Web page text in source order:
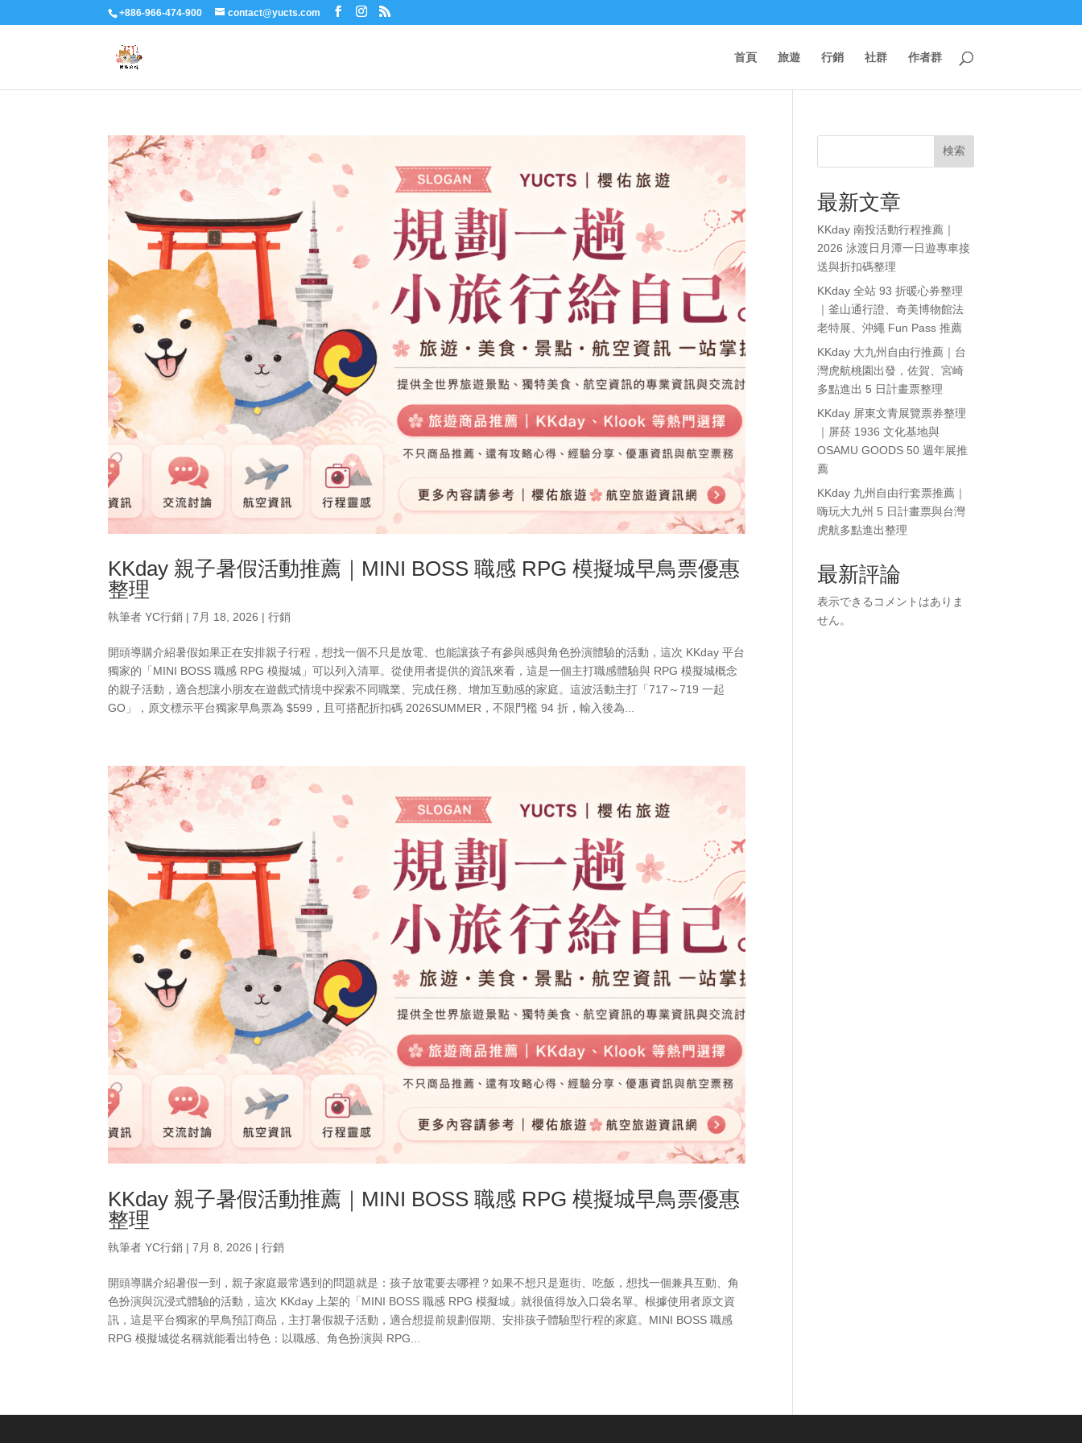
+886-966-474-900 contact@yucts.com
首頁 旅遊 行銷 社群 作者群
KKday 親子暑假活動推薦｜MINI BOSS 職感 RPG 模擬城早鳥票優惠
整理
執筆者YC行銷 |7月 18, 2026 |行銷
開頭導購介紹暑假如果正在安排親子行程，想找一個不只是放電、也能讓孩子有參與感與角色扮演體驗的活動，這次 KKday 平台
獨家的「MINI BOSS 職感 RPG 模擬城」可以列入清單。從使用者提供的資訊來看，這是一個主打職感體驗與 RPG 模擬城概念
的親子活動，適合想讓小朋友在遊戲式情境中探索不同職業、完成任務、增加互動感的家庭。這波活動主打「717～719 一起
GO」，原文標示平台獨家早鳥票為 $599，且可搭配折扣碼 2026SUMMER，不限門檻 94 折，輸入後為...
KKday 親子暑假活動推薦｜MINI BOSS 職感 RPG 模擬城早鳥票優惠
整理
執筆者YC行銷 |7月 8, 2026 |行銷
開頭導購介紹暑假一到，親子家庭最常遇到的問題就是：孩子放電要去哪裡？如果不想只是逛街、吃飯，想找一個兼具互動、角
色扮演與沉浸式體驗的活動，這次 KKday 上架的「MINI BOSS 職感 RPG 模擬城」就很值得放入口袋名單。根據使用者原文資
訊，這是平台獨家的早鳥預訂商品，主打暑假親子活動，適合想提前規劃假期、安排孩子體驗型行程的家庭。MINI BOSS 職感
RPG 模擬城從名稱就能看出特色：以職感、角色扮演與 RPG...
検索
最新文章
KKday 南投活動行程推薦｜
2026 泳渡日月潭一日遊專車接
送與折扣碼整理
KKday 全站 93 折暖心券整理
｜釜山通行證、奇美博物館法
老特展、沖繩 Fun Pass 推薦
KKday 大九州自由行推薦｜台
灣虎航桃園出發，佐賀、宮崎
多點進出 5 日計畫票整理
KKday 屏東文青展覽票券整理
｜屏菸 1936 文化基地與
OSAMU GOODS 50 週年展推
薦
KKday 九州自由行套票推薦｜
嗨玩大九州 5 日計畫票與台灣
虎航多點進出整理
最新評論
表示できるコメントはありま
せん。